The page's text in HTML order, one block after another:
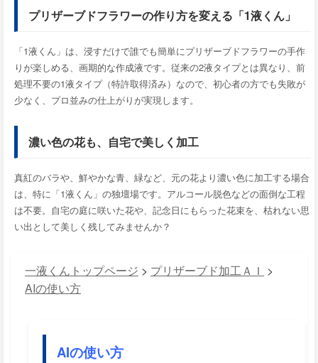
プリザーブドフラワーの作り方を変える「1液くん」
「1液くん」は、浸すだけで誰でも簡単にプリザーブドフラワーの手作
りが楽しめる、画期的な作成液です。従来の2液タイプとは異なり、前
処理不要の1液タイプ（特許取得済み）なので、初心者の方でも失敗が
少なく、プロ並みの仕上がりが実現します。
濃い色の花も、自宅で美しく加工
真紅のバラや、鮮やかな青、緑など、元の花より濃い色に加工する場合
は、特に「1液くん」の独壇場です。アルコール脱色などの面倒な工程
は不要。自宅の庭に咲いた花や、記念日にもらった花束を、枯れない思
い出として美しく残してみませんか？
一液くんトップページ > プリザーブド加工ＡＩ >
AIの使い方
AIの使い方